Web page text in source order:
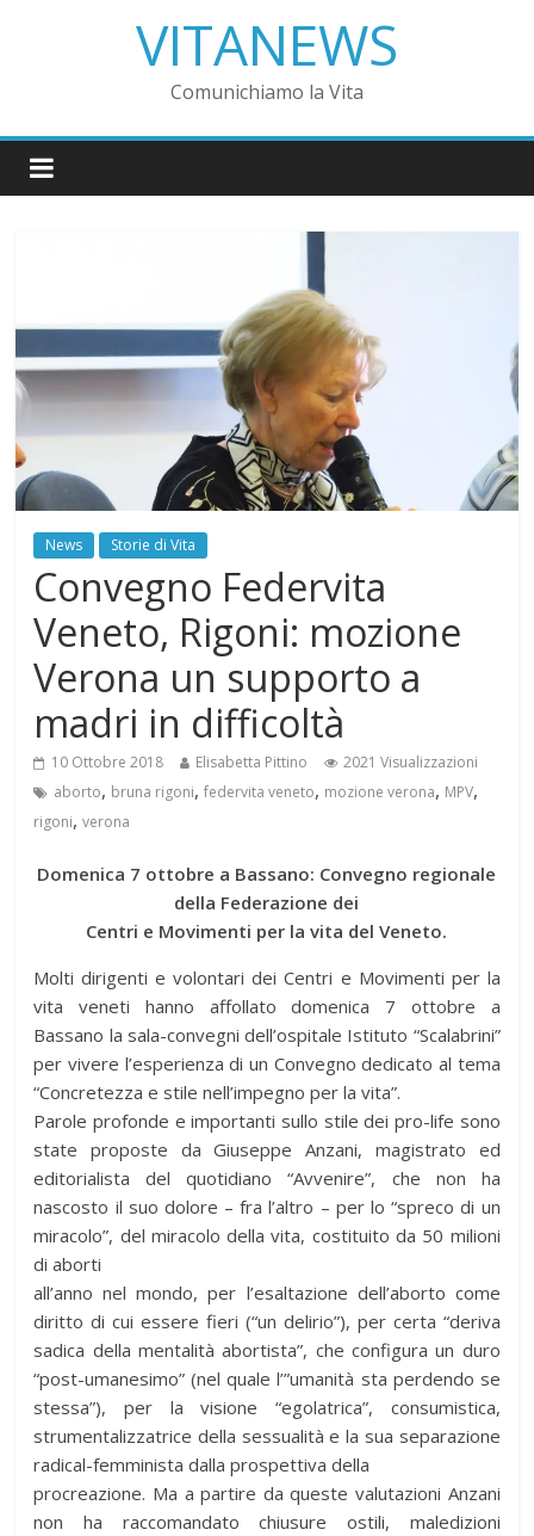
VITANEWS
Comunichiamo la Vita
News Storie di Vita
Convegno Federvita
Veneto, Rigoni: mozione
Verona un supporto a
madri in difficoltà
10 Ottobre 2018 Elisabetta Pittino
2021 Visualizzazioni
aborto, bruna rigoni,federvita veneto, mozione verona, MPV,
rigoni,verona
Domenica 7 ottobre a Bassano: Convegno regionale
della Federazione dei
Centri e Movimenti per la vita del Veneto.
Molti dirigenti e volontari dei Centri e Movimenti per la
vita veneti hanno affollato domenica 7 ottobre a
Bassano la sala-convegni dell’ospitale Istituto “Scalabrini”
per vivere l’esperienza di un Convegno dedicato al tema
“Concretezza e stile nell’impegno per la vita”.
Parole profonde e importanti sullo stile dei pro-life sono
state proposte da Giuseppe Anzani, magistrato ed
editorialista del quotidiano “Avvenire”, che non ha
nascosto il suo dolore – fra l’altro – per lo “spreco di un
miracolo”, del miracolo della vita, costituito da 50 milioni
di aborti
all’anno nel mondo, per l’esaltazione dell’aborto come
diritto di cui essere fieri (“un delirio”), per certa “deriva
sadica della mentalità abortista”, che configura un duro
“post-umanesimo” (nel quale l’”umanità sta perdendo se
stessa”), per la visione “egolatrica”, consumistica,
strumentalizzatrice della sessualità e la sua separazione
radical-femminista dalla prospettiva della
procreazione. Ma a partire da queste valutazioni Anzani
non ha raccomandato chiusure ostili, maledizioni